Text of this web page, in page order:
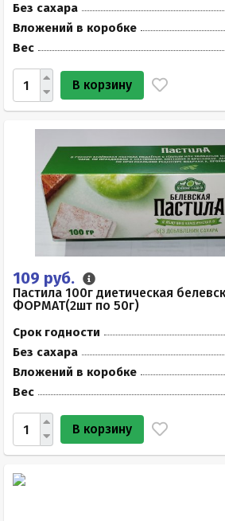
Без сахара
Вложений в коробке
Вес
В корзину
109 руб.
Пастила 100г диетическая
ФОРМАТ(2шт по 50г)
Срок годности
Без сахара
Вложений в коробке
Вес
В корзину